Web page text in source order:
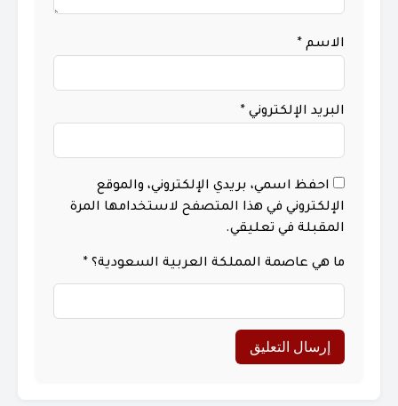
الاسم *
البريد الإلكتروني *
احفظ اسمي، بريدي الإلكتروني، والموقع
الإلكتروني في هذا المتصفح لاستخدامها المرة
المقبلة في تعليقي.
ما هي عاصمة المملكة العربية السعودية؟ *